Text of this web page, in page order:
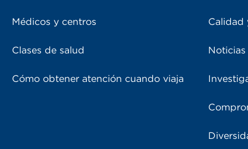
Médicos y centros
Clases de salud
Cómo obtener atención cuando viaja
Calidad